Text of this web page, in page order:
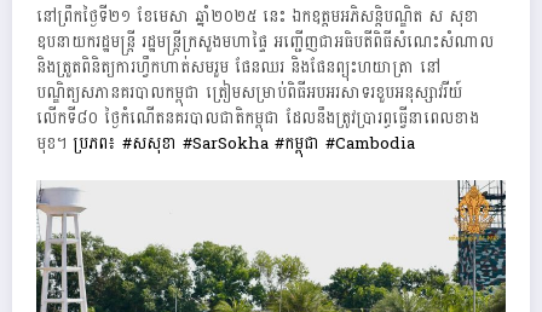
នៅព្រឹកថ្ងៃទី២១ ខែមេសា ឆ្នាំ២០២៥ នេះ ឯកឧត្តមអភិសន្តិបណ្ឌិត ស សុខា
ឧបនាយករដ្ឋមន្ត្រី រដ្ឋមន្ត្រីក្រសួងមហាផ្ទៃ អញ្ជើញជាអធិបតីពិធីសំណេះសំណាល
និងត្រួតពិនិត្យការហ្វឹកហាត់សមរួម ផែនឈរ និងផែនព្យុះហយាត្រា នៅ
បណ្ឌិត្យសភានគរបាលកម្ពុជា ត្រៀមសម្រាប់ពិធីអបអរសាទរខួបអនុស្សាវរីយ៍
លើកទី៨០ ថ្ងៃកំណើតនគរបាលជាតិកម្ពុជា ដែលនឹងត្រូវប្រារព្ធធ្វើនាពេលខាង
មុខ។ ប្រភព៖ #សសុខា #SarSokha #កម្ពុជា #Cambodia